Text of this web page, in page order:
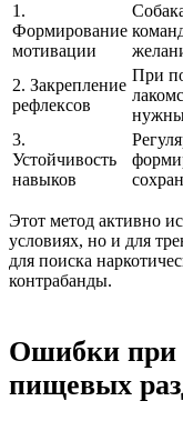
1.
Формирование
мотивации
2. Закрепление
рефлексов
При
3.
Устойчивость
навыков
Этот метод активно
условиях, но и для
для поиска
контрабанды.
Ошибки при
пищевых